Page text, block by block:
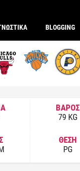
BLOGGING
ΒΑΡΟΣ
79 KG
ΘΕΣΗ
PG